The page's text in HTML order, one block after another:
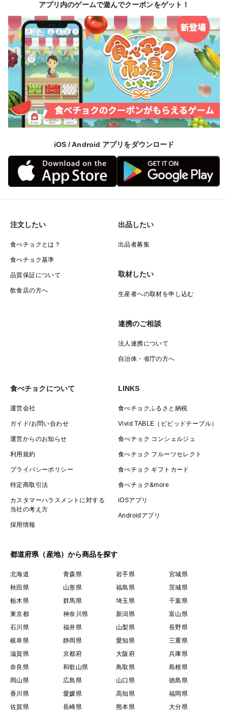
アプリ内のゲームで遊んでクーポンをゲット！
iOS / Android アプリをダウンロード
注文したい
食べチョクとは？
食べチョク基準
品質保証について
飲食店の方へ
出品したい
出品者募集
取材したい
生産者への取材を申し込む
連携のご相談
法人連携について
自治体・省庁の方へ
食べチョクについて
運営会社
ガイド/お問い合わせ
運営からのお知らせ
利用規約
プライバシーポリシー
特定商取引法
カスタマーハラスメントに対する
当社の考え方
採用情報
LINKS
食べチョクふるさと納税
Vivid TABLE（ビビッドテーブル）
食べチョク コンシェルジュ
食べチョク フルーツセレクト
食べチョク ギフトカード
食べチョク&more
iOSアプリ
Androidアプリ
都道府県（産地）から商品を探す
北海道 青森県 岩手県
宮城県
秋田県
山形県 福島県
茨城県
栃木県
群馬県 埼玉県
千葉県
東京都
神奈川県 新潟県
富山県
石川県
福井県 山梨県
長野県
岐阜県
静岡県 愛知県
三重県
滋賀県
京都府 大阪府
兵庫県
奈良県
和歌山県 鳥取県
島根県
岡山県
広島県 山口県
徳島県
香川県
愛媛県 高知県
福岡県
佐賀県
長崎県 熊本県 大分県